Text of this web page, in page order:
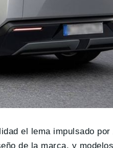
el lema impulsado por
de la marca, y